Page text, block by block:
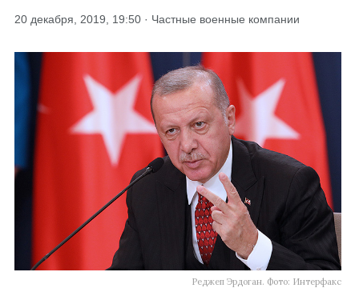
20 декабря, 2019, 19:50 · Частные военные компании
Реджеп Эрдоган. Фото: Интерфакс